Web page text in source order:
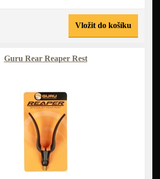
Vložit do košíku
Guru Rear Reaper Rest